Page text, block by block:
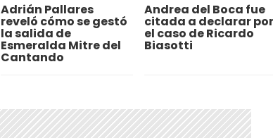
Adrián Pallares
reveló cómo se gestó
la salida de
Esmeralda Mitre del
Cantando
Andrea del Boca fue
citada a declarar por
el caso de Ricardo
Biasotti